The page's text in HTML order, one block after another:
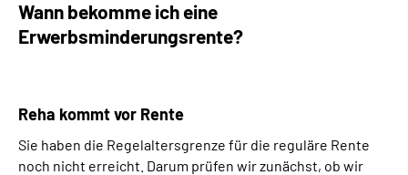
Wann bekomme ich eine
Erwerbsminderungs­rente?
Reha kommt vor Rente
Sie haben die Regelaltersgrenze für die reguläre Rente
noch nicht erreicht. Darum prüfen wir zunächst, ob wir